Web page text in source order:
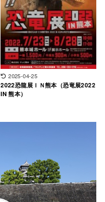
2025-04-25
2022恐龍展ＩＮ熊本（恐竜展2022
IN 熊本）